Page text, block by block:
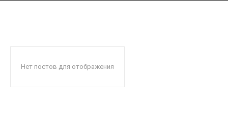
Нет постов для отображения